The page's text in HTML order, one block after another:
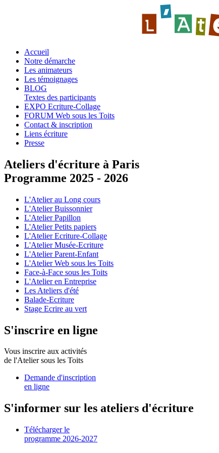
Accueil
Notre démarche
Les animateurs
Les témoignages
BLOG
Textes des participants
EXPO Ecriture-Collage
FORUM Web sous les Toits
Contact & inscription
Liens écriture
Presse
Ateliers d'écriture à Paris
Programme 2025 - 2026
L'Atelier au Long cours
L'Atelier Buissonnier
L'Atelier Papillon
L'Atelier Petits papiers
L'Atelier Ecriture-Collage
L'Atelier Musée-Ecriture
L'Atelier Parent-Enfant
L'Atelier Web sous les Toits
Face-à-Face sous les Toits
L'Atelier en Entreprise
Les Ateliers d'été
Balade-Ecriture
Stage Ecrire au vert
S'inscrire en ligne
Vous inscrire aux activités
de l'Atelier sous les Toits
Demande d'inscription
en ligne
S'informer sur les ateliers d'écriture
Télécharger le
programme 2026-2027